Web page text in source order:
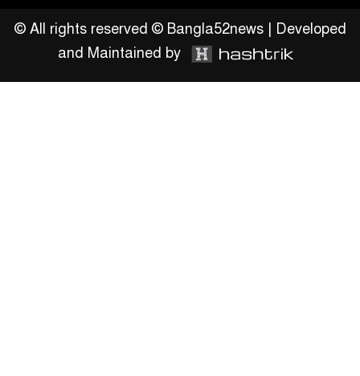
উঠান বৈঠক
© All rights reserved © Bangla52news | Developed
and Maintained by